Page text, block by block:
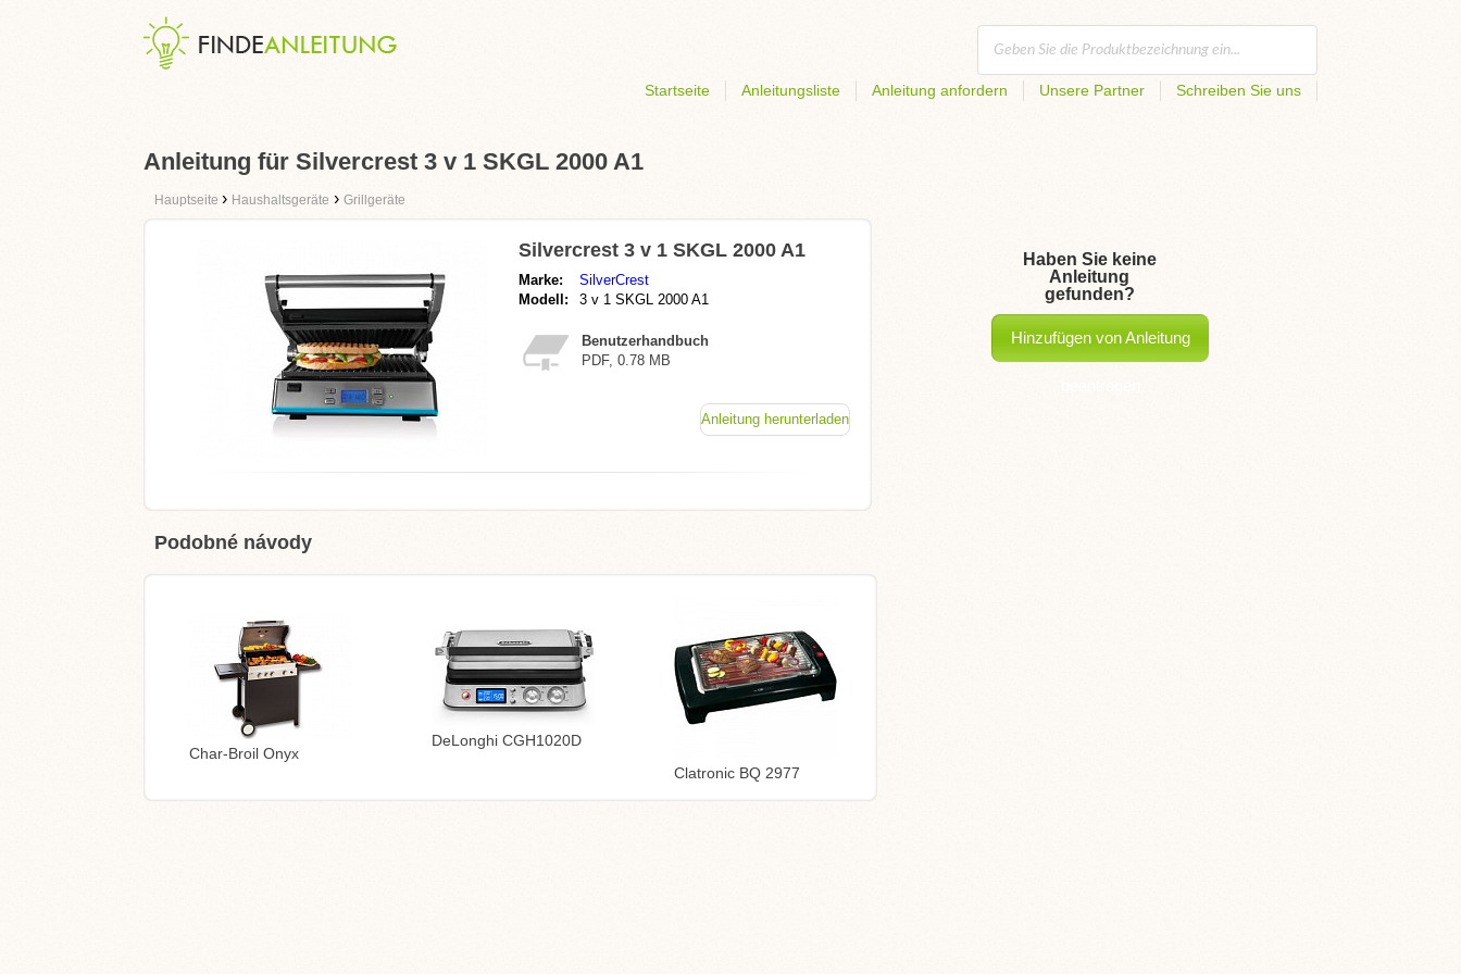
Startseite Anleitungsliste Anleitung anfordern Unsere Partner Schreiben Sie uns
Anleitung für Silvercrest 3 v 1 SKGL 2000 A1
Hauptseite › Haushaltsgeräte › Grillgeräte
Silvercrest 3 v 1 SKGL 2000 A1
Marke:
SilverCrest
Modell:
3 v 1 SKGL 2000 A1
Benutzerhandbuch
PDF, 0.78 MB
Anleitung herunterladen
Podobné návody
Char-Broil Onyx
DeLonghi CGH1020D
Clatronic BQ 2977
Haben Sie keine
Anleitung
gefunden?
Hinzufügen von Anleitung